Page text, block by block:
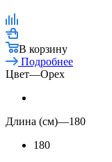
В корзину
Подробнее
Цвет—Орех
Длина (см)—180
180